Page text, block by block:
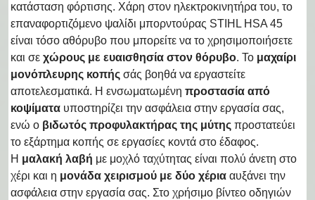
κατάσταση φόρτισης. Χάρη στον ηλεκτροκινητήρα του, το
επαναφορτιζόμενο ψαλίδι μπορντούρας STIHL HSA 45
είναι τόσο αθόρυβο που μπορείτε να το χρησιμοποιήσετε
και σε χώρους με ευαισθησία στον θόρυβο. Το μαχαίρι
μονόπλευρης κοπής σάς βοηθά να εργαστείτε
αποτελεσματικά. Η ενσωματωμένη προστασία από
κοψίματα υποστηρίζει την ασφάλεια στην εργασία σας,
ενώ ο βιδωτός προφυλακτήρας της μύτης προστατεύει
το εξάρτημα κοπής σε εργασίες κοντά στο έδαφος.
Η μαλακή λαβή με μοχλό ταχύτητας είναι πολύ άνετη στο
χέρι και η μονάδα χειρισμού με δύο χέρια αυξάνει την
ασφάλεια στην εργασία σας. Στο χρήσιμο βίντεο οδηγιών